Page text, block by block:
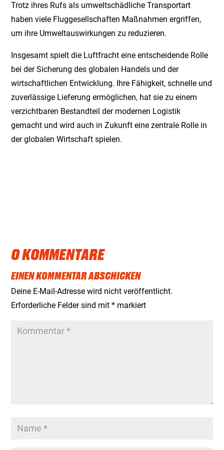
Trotz ihres Rufs als umweltschädliche Transportart
haben viele Fluggesellschaften Maßnahmen ergriffen,
um ihre Umweltauswirkungen zu reduzieren.
Insgesamt spielt die Luftfracht eine entscheidende Rolle
bei der Sicherung des globalen Handels und der
wirtschaftlichen Entwicklung. Ihre Fähigkeit, schnelle und
zuverlässige Lieferung ermöglichen, hat sie zu einem
verzichtbaren Bestandteil der modernen Logistik
gemacht und wird auch in Zukunft eine zentrale Rolle in
der globalen Wirtschaft spielen.
0 KOMMENTARE
EINEN KOMMENTAR ABSCHICKEN
Deine E-Mail-Adresse wird nicht veröffentlicht.
Erforderliche Felder sind mit* markiert